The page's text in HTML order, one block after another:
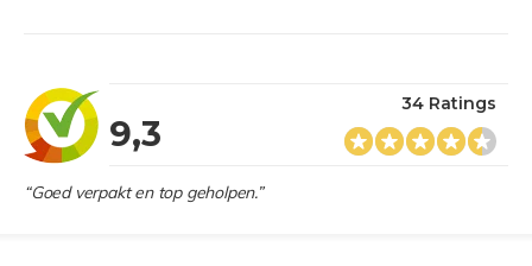
9,3
34 Ratings
“Goed verpakt en top geholpen.”